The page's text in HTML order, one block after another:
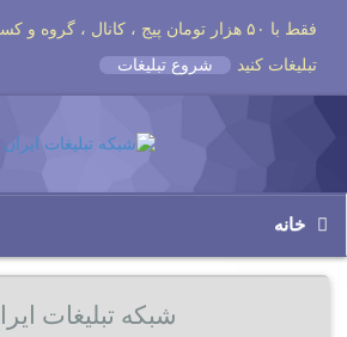
فقط با ۵۰ هزار تومان پیج ، کانال ، گروه
تبلیغات کنید
شروع تبلیغات
خانه
شبکه تبلیغات